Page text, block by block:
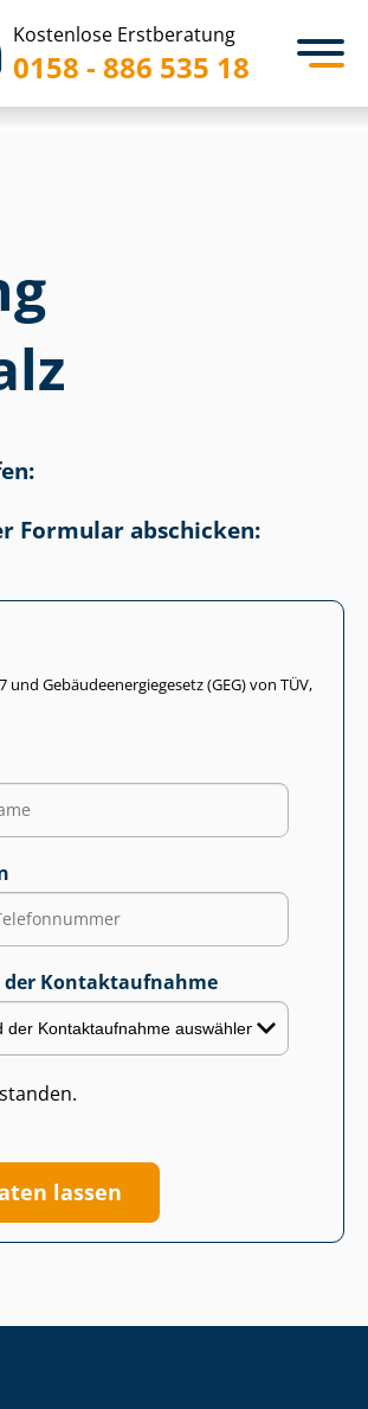
Kostenlose Erstberatung
0158 - 886 535 18
Formular abschicken:
Ge­bäu­de­en­er­gie­ge­setz (GEG) von TÜV,
der Kontaktaufnahme
lassen